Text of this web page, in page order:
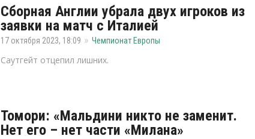
Сборная Англии убрала двух игроков из
заявки на матч с Италией
17 октября 2023, 18:09 Чемпионат Европы
Саутгейт отцепил лишних.
Томори: «Мальдини никто не заменит.
Нет его – нет части «Милана»